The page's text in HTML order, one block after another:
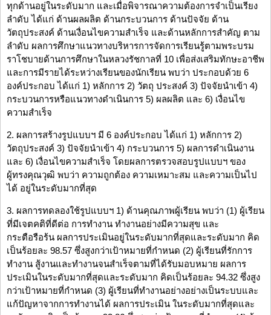
ทุกด้านอยู่ในระดับมาก และเมื่อพิจารณาความต้องการจำเป็นเรียง
ลำดับ ได้แก่ ด้านผลผลิต ด้านกระบวนการ ด้านปัจจัย ด้าน
วัตถุประสงค์ ด้านเงื่อนไขความสำเร็จ และด้านหลักการสำคัญ ตาม
ลำดับ ผลการศึกษาแนวทางบริหารการจัดการเรียนรู้ตามพระบรม
ราโชบายด้านการศึกษาในหลวงรัชกาลที่ 10 เพื่อส่งเสริมทักษะอาชีพ
และการมีรายได้ระหว่างเรียนของนักเรียน พบว่า ประกอบด้วย 6
องค์ประกอบ ได้แก่ 1) หลักการ 2) วัตถุ ประสงค์ 3) ปัจจัยนำเข้า 4)
กระบวนการหรือแนวทางดำเนินการ 5) ผลผลิต และ 6) เงื่อนไข
ความสำเร็จ
2. ผลการสร้างรูปแบบฯ มี 6 องค์ประกอบ ได้แก่ 1) หลักการ 2)
วัตถุประสงค์ 3) ปัจจัยนำเข้า 4) กระบวนการ 5) ผลการดำเนินงาน
และ 6) เงื่อนไขความสำเร็จ โดยผลการตรวจสอบรูปแบบฯ ของ
ผู้ทรงคุณวุฒิ พบว่า ความถูกต้อง ความเหมาะสม และความเป็นไป
ได้ อยู่ในระดับมากที่สุด
3. ผลการทดลองใช้รูปแบบฯ 1) ด้านคุณภาพผู้เรียน พบว่า (1) ผู้เรียน
ที่มีเจตคติที่ดีต่อ การทำงาน ทำงานอย่างมีความสุข และ
กระตือรือร้น ผลการประเมินอยู่ในระดับมากที่สุดและระดับมาก คิด
เป็นร้อยละ 98.57 ซึ่งสูงกว่าเป้าหมายที่กำหนด (2) ผู้เรียนที่รักการ
ทำงาน สู้งานและทำงานจนสำเร็จตามที่ได้รับมอบหมาย ผลการ
ประเมินในระดับมากที่สุดและระดับมาก คิดเป็นร้อยละ 94.32 ซึ่งสูง
กว่าเป้าหมายที่กำหนด (3) ผู้เรียนที่ทำงานอย่างอย่างเป็นระบบและ
แก้ปัญหาจากการทำงานได้ ผลการประเมิน ในระดับมากที่สุดและ